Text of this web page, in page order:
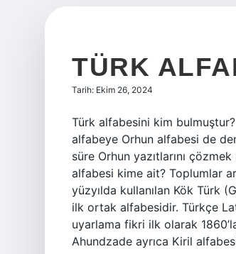
TÜRK
Tarih: Ekim 26, 2024
Türk alfabesini kim
alfabeye Orhun alfabesi de
süre Orhun yazıtlarını
alfabesi kime ait? Toplumlar
yüzyılda kullanılan Kök Türk
ilk ortak alfabesidir. Türkçe
uyarlama fikri ilk olarak
Ahundzade ayrıca Kiril